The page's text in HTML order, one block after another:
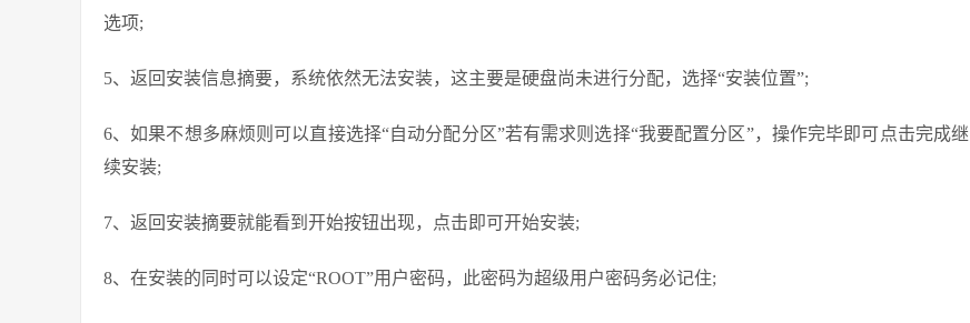
选项;
5、返回安装信息摘要，系统依然无法安装，这主要是硬盘尚未进行分配，选择“安装位置”;
6、如果不想多麻烦则可以直接选择“自动分配分区”若有需求则选择“我要配置分区”，操作完毕即可点击完成继
续安装;
7、返回安装摘要就能看到开始按钮出现，点击即可开始安装;
8、在安装的同时可以设定“ROOT”用户密码，此密码为超级用户密码务必记住;